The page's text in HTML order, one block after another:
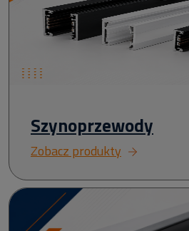
Szynoprzewody
Zobacz produkty